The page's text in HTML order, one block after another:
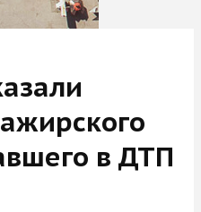
в ДТП